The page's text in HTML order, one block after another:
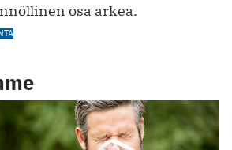
osa arkea.